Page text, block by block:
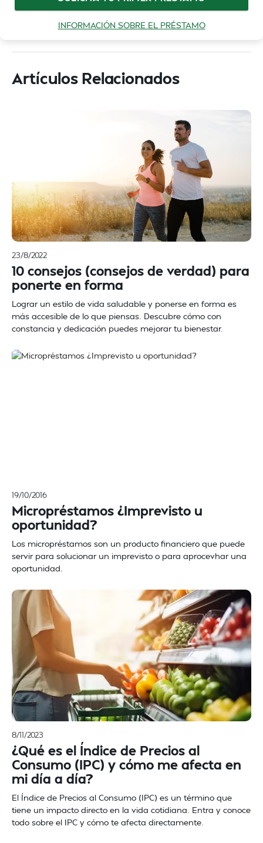
INFORMACIÓN SOBRE EL PRÉSTAMO
Artículos Relacionados
23/8/2022
10 consejos (consejos de verdad) para
ponerte en forma
Lograr un estilo de vida saludable y ponerse en forma es
más accesible de lo que piensas. Descubre cómo con
constancia y dedicación puedes mejorar tu bienestar.
19/10/2016
Micropréstamos ¿Imprevisto u
oportunidad?
Los micropréstamos son un producto financiero que puede
servir para solucionar un imprevisto o para aprocevhar una
oportunidad.
8/11/2023
¿Qué es el Índice de Precios al
Consumo (IPC) y cómo me afecta en
mi día a día?
El Índice de Precios al Consumo (IPC) es un término que
tiene un impacto directo en la vida cotidiana. Entra y conoce
todo sobre el IPC y cómo te afecta directamente.